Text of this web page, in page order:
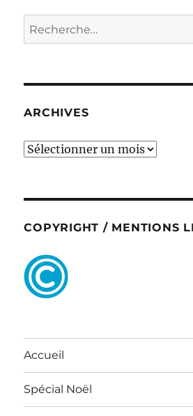
Recherche
pour :
ARCHIVES
ARCHIVES
COPYRIGHT / MENTIONS
Accueil
Spécial Noël